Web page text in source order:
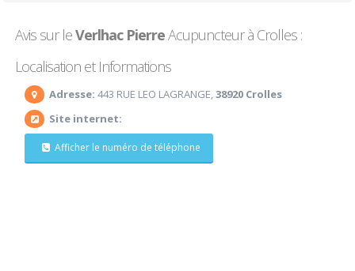
Avis sur leVerlhac PierreAcupuncteur à Crolles :
Localisation et Informations
Adresse: 443 RUE LEO LAGRANGE,38920 Crolles
Site internet:
Afficher le numéro de téléphone